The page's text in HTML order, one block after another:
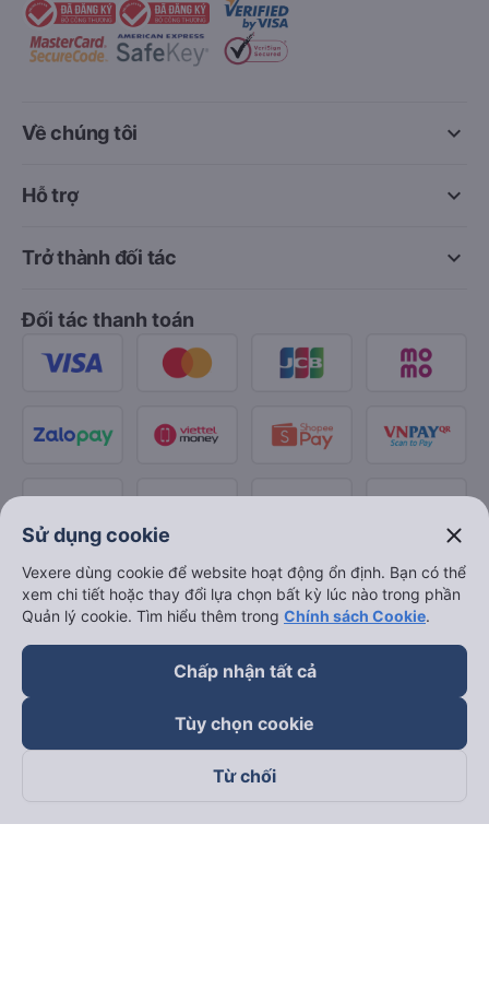
keyboard_arrow_down
Về chúng tôi
keyboard_arrow_down
Hỗ trợ
keyboard_arrow_down
Trở thành đối tác
Đối tác thanh toán
Theo dõi chúng tôi trên
Sử dụng cookie close
Vexere dùng cookie để website hoạt động ổn định. Bạn có thể
xem chi tiết hoặc thay đổi lựa chọn bất kỳ lúc nào trong phần
Quản lý cookie. Tìm hiểu thêm trong Chính sách Cookie.
Chấp nhận tất cả
Tùy chọn cookie
Từ chối